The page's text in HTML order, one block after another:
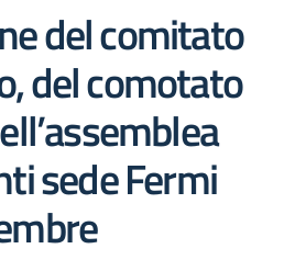
del comitato
del comotato
sede Fermi